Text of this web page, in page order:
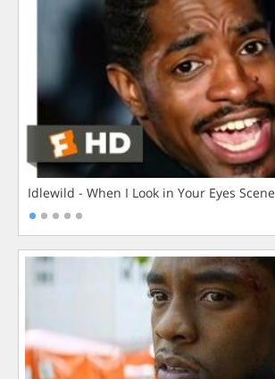
Idlewild - When I Look in Your Eyes Scene